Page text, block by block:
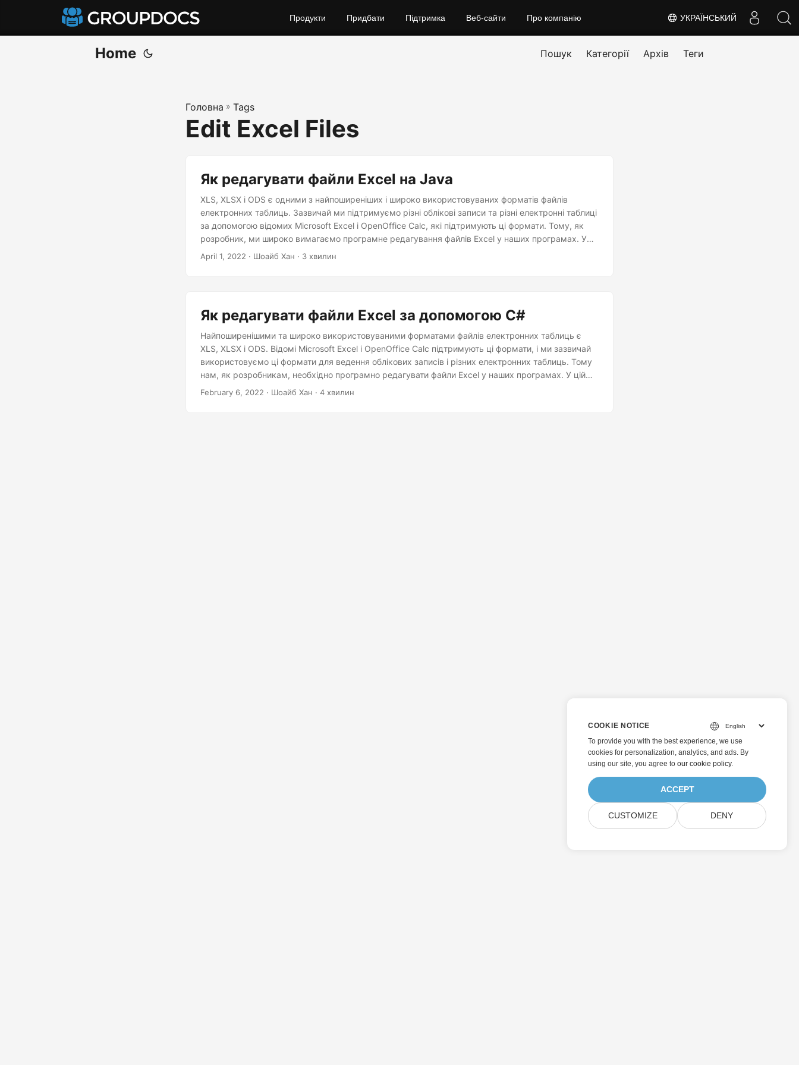
УКРАЇНСЬКИЙ
Продукти Придбати Підтримка Веб-сайти Про компанію
Home Пошук Категорії Архів Теги
Головна » Tags
Edit Excel Files
Як редагувати файли Excel на Java
XLS, XLSX і ODS є одними з найпоширеніших і широко використовуваних форматів файлів
електронних таблиць. Зазвичай ми підтримуємо різні облікові записи та різні електронні таблиці
за допомогою відомих Microsoft Excel і OpenOffice Calc, які підтримують ці формати. Тому, як
розробник, ми широко вимагаємо програмне редагування файлів Excel у наших програмах. У
цій статті ми обговоримо, як редагувати файли Excel на Java.
April 1, 2022 · Шоайб Хан · 3 хвилин
Як редагувати файли Excel за допомогою C#
Найпоширенішими та широко використовуваними форматами файлів електронних таблиць є
XLS, XLSX і ODS. Відомі Microsoft Excel і OpenOffice Calc підтримують ці формати, і ми зазвичай
використовуємо ці формати для ведення облікових записів і різних електронних таблиць. Тому
нам, як розробникам, необхідно програмно редагувати файли Excel у наших програмах. У цій
статті ми обговоримо, як редагувати файли Excel на C# за допомогою .NET API.
February 6, 2022 · Шоайб Хан · 4 хвилин
COOKIE NOTICE
To provide you with the best experience, we use
cookies for personalization, analytics, and ads. By
using our site, you agree to our cookie policy.
ACCEPT
CUSTOMIZE DENY